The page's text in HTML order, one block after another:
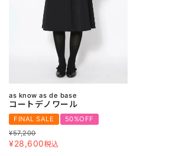
as know as de base
コートデノワール
FINAL SALE
50%OFF
¥57,200
¥28,600税込